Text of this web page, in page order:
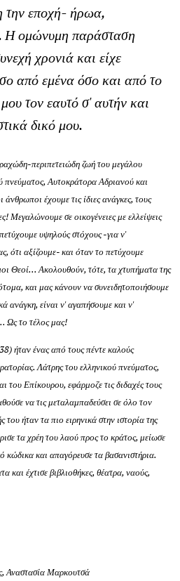
την εποχή- ήρωα,
Η ομώνυμη παράσταση
χρονιά και είχε
από εμένα όσο και από το
τον εαυτό σ' αυτήν και
δικό μου.
περιπετειώδη ζωή του μεγάλου
πνεύματος, Αυτοκράτορα Αδριανού και
άνθρωποι έχουμε τις ίδιες ανάγκες, τους
Μεγαλώνουμε σε οικογένειες με ελλείψεις
υψηλούς στόχους -για ν'
ότι αξίζουμε- και όταν το πετύχουμε
Θεοί... Ακολουθούν, τότε, τα χτυπήματα της
και μας κάνουν να συνειδητοποιήσουμε
ανάγκη, είναι ν' αγαπήσουμε και ν'
Ως το τέλος μας!
ήταν ένας από τους πέντε καλούς
Λάτρης του ελληνικού πνεύματος,
Επίκουρου, εφάρμοζε τις διδαχές τους
να τις μεταλαμπαδεύσει σε όλο τον
ήταν τα πιο ειρηνικά στην ιστορία της
τα χρέη του λαού προς το κράτος, μείωσε
κώδικα και απαγόρευσε τα βασανιστήρια.
και έχτισε βιβλιοθήκες, θέατρα, ναούς,
Αναστασία Μαρκουτσά